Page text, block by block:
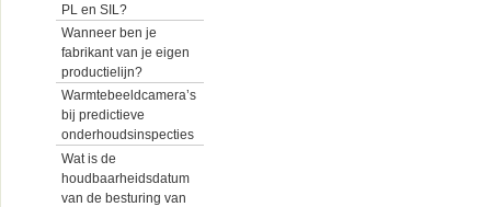
PL en SIL?
Wanneer ben je
fabrikant van je eigen
productielijn?
Warmtebeeldcamera’s
bij predictieve
onderhoudsinspecties
Wat is de
houdbaarheidsdatum
van de besturing van